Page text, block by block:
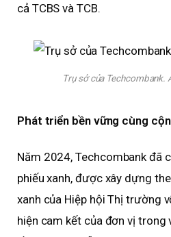
cả TCBS và TCB.
Trụ sở của Techcombank.
Phát triển bền vững cùng
Năm 2024, Techcombank đã
phiếu xanh, được xây dựng
xanh của Hiệp hội Thị trường
hiện cam kết của đơn vị trong